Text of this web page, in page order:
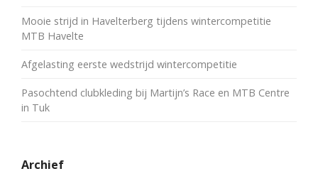
Mooie strijd in Havelterberg tijdens wintercompetitie
MTB Havelte
Afgelasting eerste wedstrijd wintercompetitie
Pasochtend clubkleding bij Martijn’s Race en MTB Centre
in Tuk
Archief